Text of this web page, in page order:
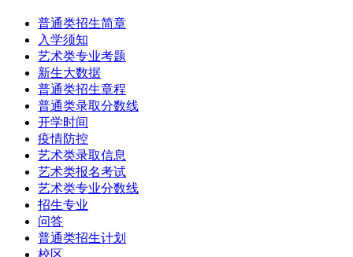
普通类招生简章
入学须知
艺术类专业考题
新生大数据
普通类招生章程
普通类录取分数线
开学时间
疫情防控
艺术类录取信息
艺术类报名考试
艺术类专业分数线
招生专业
问答
普通类招生计划